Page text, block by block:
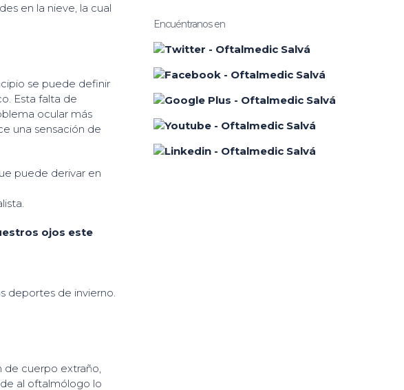
en la nieve, la cual
se puede definir
Esta falta de
ocular más
una sensación de
puede derivar en
ojos este
deportes de invierno.
de cuerpo extraño,
al oftalmólogo lo
Encuéntranos en